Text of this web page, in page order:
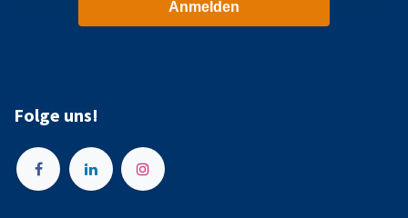
Anmelden
Folge uns!